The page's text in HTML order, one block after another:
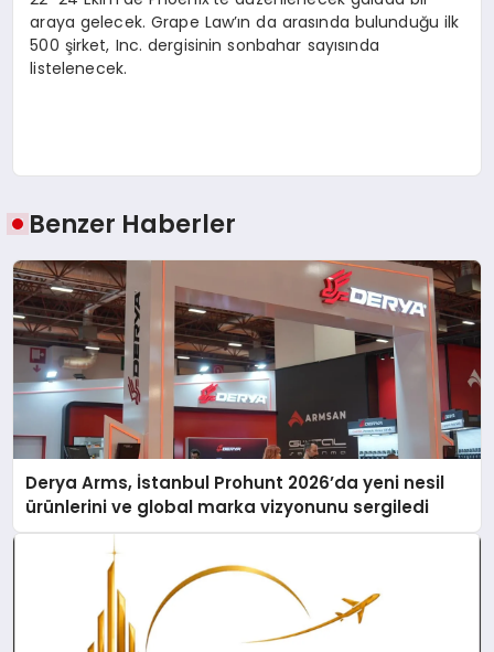
araya gelecek. Grape Law’ın da arasında bulunduğu ilk
500 şirket, Inc. dergisinin sonbahar sayısında
listelenecek.
Benzer Haberler
Derya Arms, İstanbul Prohunt 2026’da yeni nesil
ürünlerini ve global marka vizyonunu sergiledi